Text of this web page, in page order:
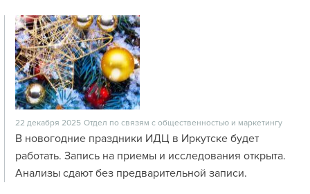
22 декабря 2025 Отдел по связям с общественностью и маркетингу
В новогодние праздники ИДЦ в Иркутске будет
работать. Запись на приемы и исследования открыта.
Анализы сдают без предварительной записи.